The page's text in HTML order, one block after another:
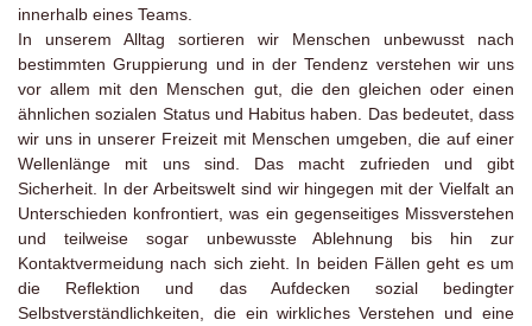
innerhalb eines Teams.
In unserem Alltag sortieren wir Menschen unbewusst nach
bestimmten Gruppierung und in der Tendenz verstehen wir uns
vor allem mit den Menschen gut, die den gleichen oder einen
ähnlichen sozialen Status und Habitus haben. Das bedeutet, dass
wir uns in unserer Freizeit mit Menschen umgeben, die auf einer
Wellenlänge mit uns sind. Das macht zufrieden und gibt
Sicherheit. In der Arbeitswelt sind wir hingegen mit der Vielfalt an
Unterschieden konfrontiert, was ein gegenseitiges Missverstehen
und teilweise sogar unbewusste Ablehnung bis hin zur
Kontaktvermeidung nach sich zieht. In beiden Fällen geht es um
die Reflektion und das Aufdecken sozial bedingter
Selbstverständlichkeiten, die ein wirkliches Verstehen und eine